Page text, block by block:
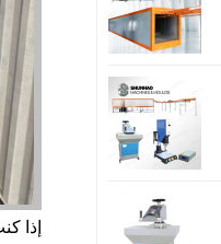
إذا